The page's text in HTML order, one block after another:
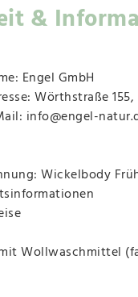
&
Engel GmbH
Wörthstraße 155,
info@engel-
Wickelbody
Wollwaschmittel